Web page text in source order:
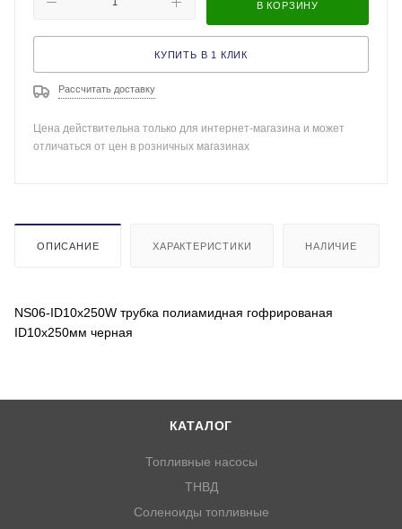
В КОРЗИНУ
КУПИТЬ В 1 КЛИК
Рассчитать доставку
Цена действительна только для интернет-магазина и может
отличаться от цен в розничных магазинах
ОПИСАНИЕ ХАРАКТЕРИСТИКИ НАЛИЧИЕ
NS06-ID10x250W трубка полиамидная гофрированая
ID10x250мм черная
КАТАЛОГ
Топливные насосы
ТНВД
Соленоиды топливные